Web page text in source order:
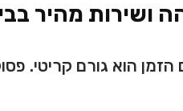
ושירות מהיר
הזמן הוא גורם